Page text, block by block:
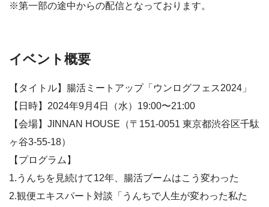
※第一部の途中からの配信となっております。
イベント概要
【タイトル】腸活ミートアップ「ウンログフェス2024」
【日時】2024年9月4日（水）19:00〜21:00
【会場】JINNAN HOUSE（〒151-0051 東京都渋谷区千駄
ヶ谷3-55-18）
【プログラム】
1.うんちを見続けて12年、腸活ブームはこう変わった
2.観便エキスパート対談「うんちで人生が変わった私た